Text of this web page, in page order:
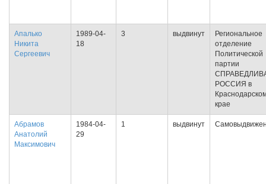
Апалько
Никита
Сергеевич
1989-04-
18
3 выдвинут
Региональное
отделение
Политической
партии
РОССИЯ в
крае
Абрамов
Анатолий
Максимович
1984-04-
29
1 выдвинут